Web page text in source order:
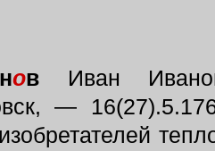
ов Иван
—